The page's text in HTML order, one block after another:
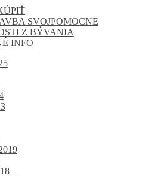
SVOJPOMOCNE
Z BÝVANIA
INFO